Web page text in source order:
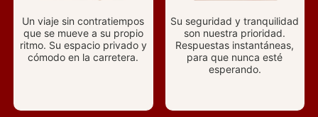
Un viaje sin contratiempos
que se mueve a su propio
ritmo. Su espacio privado y
cómodo en la carretera.
Su seguridad y tranquilidad
son nuestra prioridad.
Respuestas instantáneas,
para que nunca esté
esperando.